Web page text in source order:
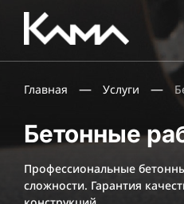
Документы
Партнеры
Услуги
Фасадные работы
Главная — Услуги —
Бетонные
Профессиональные
сложности. Гарантия